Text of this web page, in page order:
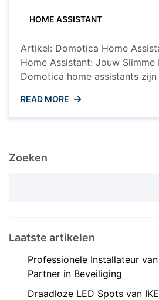
HOME ASSISTANT
Artikel: Domotica Home
Home Assistant: Jouw Slimme
Domotica home assistants
Deze slimme apparaten
persoonlijke assistent en
Assistant? Een domotica ...
READ MORE
Zoeken
Laatste artikelen
Professionele Installateur
Partner in Beveiliging
Draadloze LED Spots van